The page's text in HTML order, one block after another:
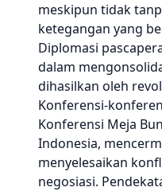
meskipun tidak
ketegangan yang
Diplomasi
dalam
dihasilkan oleh
Konferensi-
Konferensi Meja
Indonesia,
menyelesaikan
negosiasi.